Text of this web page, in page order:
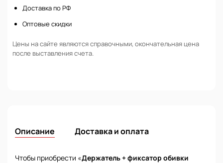
Доставка по РФ
Оптовые скидки
Цены на сайте являются справочными, окончательная цена
после выставления счета.
Описание Доставка и оплата
Чтобы приобрести «Держатель + фиксатор обивки